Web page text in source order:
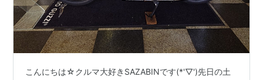
こんにちは☆クルマ大好きSAZABINです(*'▽')先日の土